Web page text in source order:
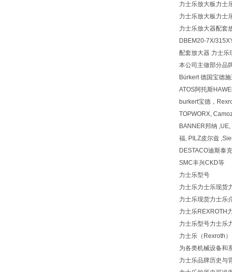
力士乐放大板力士
力士乐放大板力士
力士乐放大器配套
DBEM20-7X/
配套放大器 力士
本公司主做部分品
Bürkert 德国宝德
ATOS阿托斯
burkert宝德，
TOPWORX,
BANNER邦纳
福, PILZ皮尔兹
DESTACO迪斯泰
SMC丰兴CKD等
力士乐型号
力士乐力士乐现货
力士乐现货力士乐
力士乐REXROTH
力士乐型号力士乐
力士乐（Rexroth
为各类机械设备和
力士乐品牌历史与